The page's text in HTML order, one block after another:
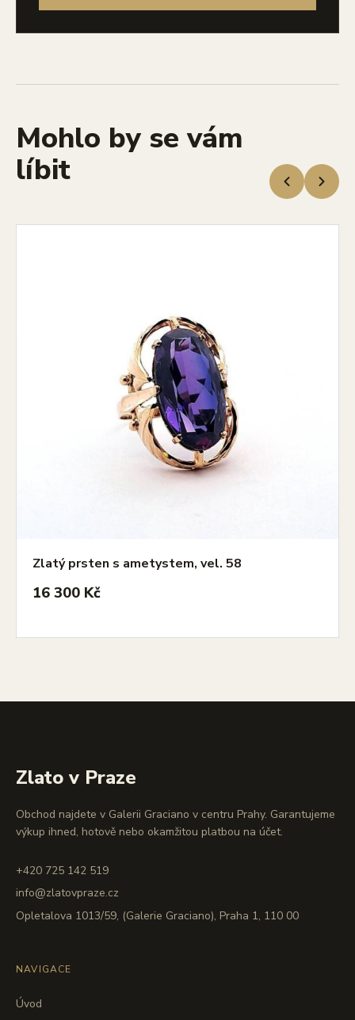
Mohlo by se vám
líbit
Zlatý prsten s ametystem, vel. 58
16 300 Kč
Zlato v Praze
Obchod najdete v Galerii Graciano v centru Prahy. Garantujeme
výkup ihned, hotově nebo okamžitou platbou na účet.
+420 725 142 519
info@zlatovpraze.cz
Opletalova 1013/59, (Galerie Graciano), Praha 1, 110 00
NAVIGACE
Úvod